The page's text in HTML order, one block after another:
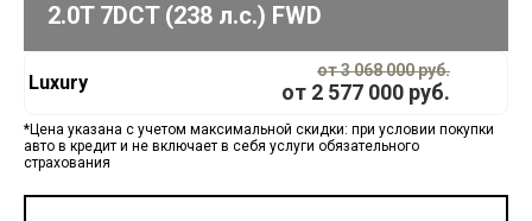
2.0T 7DCT (238 л.с.) FWD
Luxury
от 3 068 000 руб.
от 2 577 000 руб.
*Цена указана с учетом максимальной скидки: при условии покупки
авто в кредит и не включает в себя услуги обязательного
страхования